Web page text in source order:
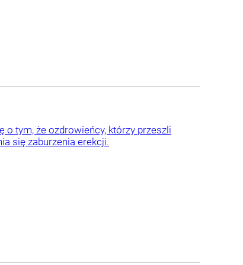
o tym, że ozdrowieńcy, którzy przeszli
się zaburzenia erekcji.